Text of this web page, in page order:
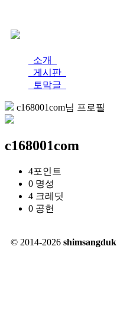
소개
게시판
토막글
c168001com님 프로필
c168001com
4포인트
0 명성
4 크레딧
0 공헌
© 2014-2026 shimsangduk